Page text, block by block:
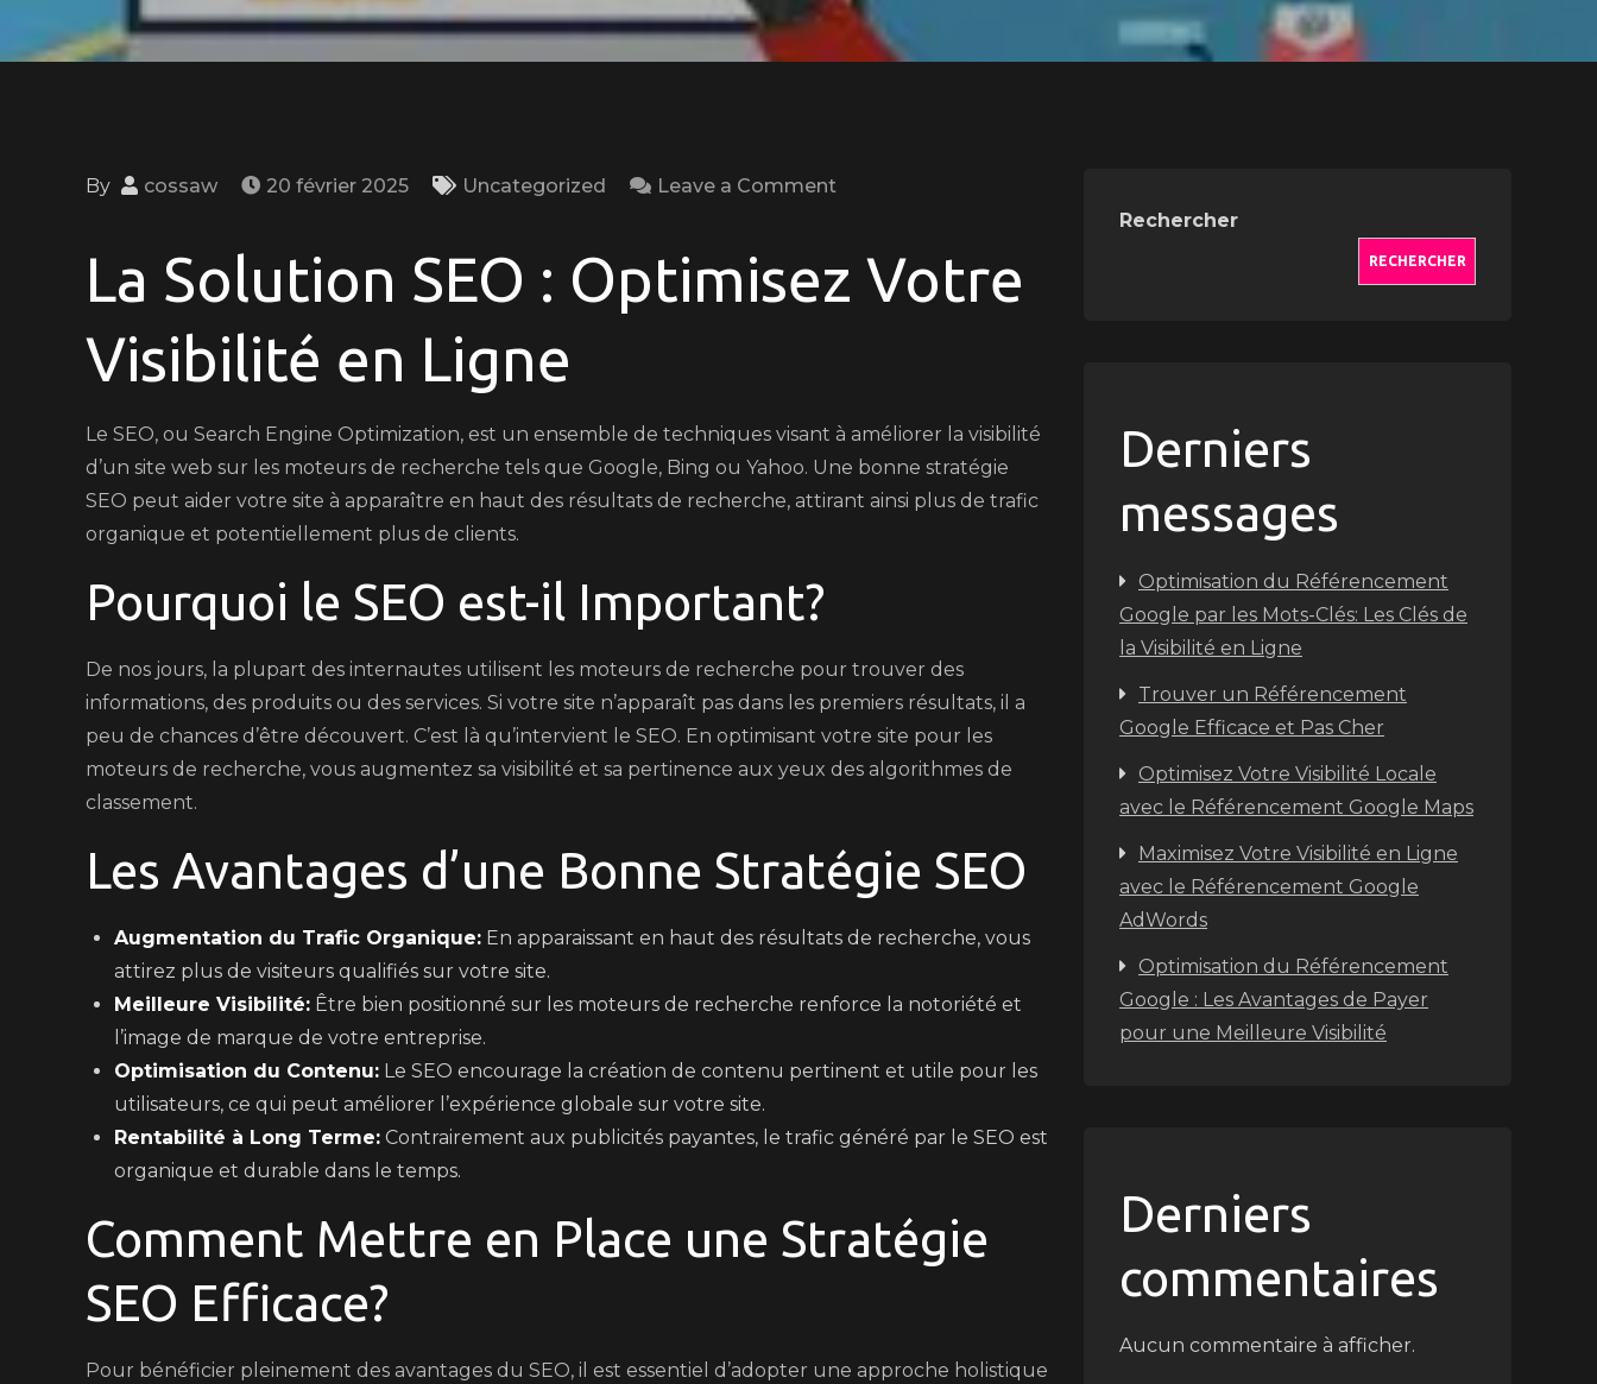
By cossaw 20 février 2025 Uncategorized Leave a Comment
Visibilité
La Solution SEO : Optimisez Votre
Visibilité en Ligne
Le SEO, ou Search Engine Optimization, est un ensemble de techniques visant à améliorer la visibilité
d’un site web sur les moteurs de recherche tels que Google, Bing ou Yahoo. Une bonne stratégie
SEO peut aider votre site à apparaître en haut des résultats de recherche, attirant ainsi plus de trafic
organique et potentiellement plus de clients.
Pourquoi le SEO est-il Important?
De nos jours, la plupart des internautes utilisent les moteurs de recherche pour trouver des
informations, des produits ou des services. Si votre site n’apparaît pas dans les premiers résultats, il a
peu de chances d’être découvert. C’est là qu’intervient le SEO. En optimisant votre site pour les
moteurs de recherche, vous augmentez sa visibilité et sa pertinence aux yeux des algorithmes de
classement.
Les Avantages d’une Bonne Stratégie SEO
Augmentation du Trafic Organique: En apparaissant en haut des résultats de recherche, vous
attirez plus de visiteurs qualifiés sur votre site.
Meilleure Visibilité: Être bien positionné sur les moteurs de recherche renforce la notoriété et
l’image de marque de votre entreprise.
Optimisation du Contenu: Le SEO encourage la création de contenu pertinent et utile pour les
utilisateurs, ce qui peut améliorer l’expérience globale sur votre site.
Rentabilité à Long Terme: Contrairement aux publicités payantes, le trafic généré par le SEO est
organique et durable dans le temps.
Comment Mettre en Place une Stratégie
SEO Efficace?
Pour bénéficier pleinement des avantages du SEO, il est essentiel d’adopter une approche holistique
Rechercher
RECHERCHER
Derniers
messages
Optimisation du Référencement
Google par les Mots-Clés: Les Clés de
la Visibilité en Ligne
Trouver un Référencement
Google Efficace et Pas Cher
Optimisez Votre Visibilité Locale
avec le Référencement Google Maps
Maximisez Votre Visibilité en Ligne
avec le Référencement Google
AdWords
Optimisation du Référencement
Google : Les Avantages de Payer
pour une Meilleure Visibilité
Derniers
commentaires
Aucun commentaire à afficher.